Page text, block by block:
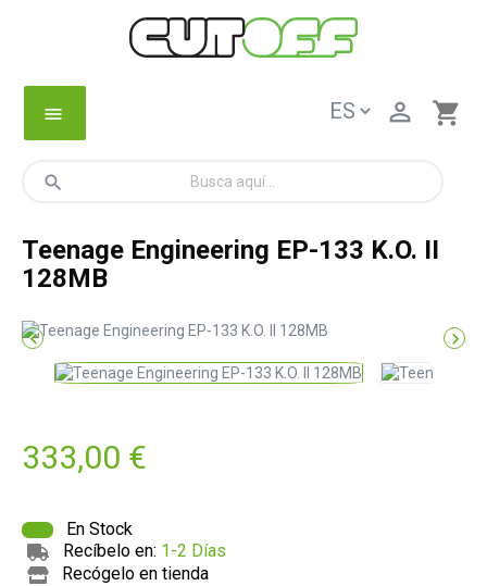
menu shopping_cart

search
Teenage Engineering EP-133 K.O. II
128MB
 
333,00 €
En Stock
Recíbelo en: 1-2 Días
Recógelo en tienda